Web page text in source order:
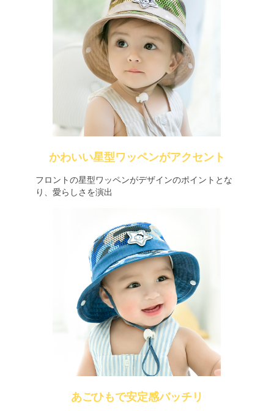
かわいい星型ワッペンがアクセント
フロントの星型ワッペンがデザインのポイントとな
り、愛らしさを演出
あごひもで安定感バッチリ